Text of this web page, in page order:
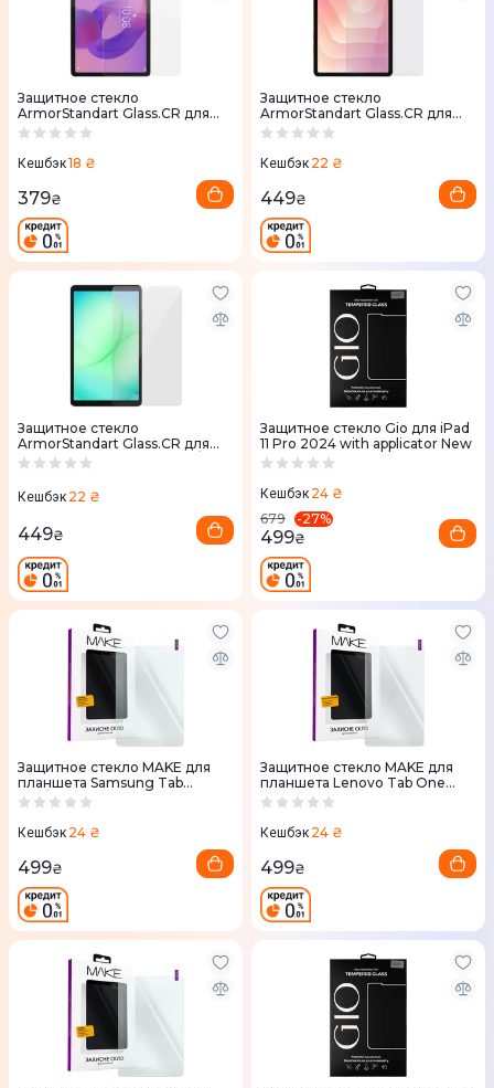
Защитное стекло
ArmorStandart Glass.CR для
Lenovo Idea Tab Clear
Кешбэк18 ₴
379₴
Защитное стекло
ArmorStandart Glass.CR для
Samsung Tab S11 (SM-
Кешбэк 22 ₴
449₴
Защитное стекло
ArmorStandart Glass.CR для
Samsung Tab A11 (SM-X133/X135)
Кешбэк 22 ₴
449₴
Защитное стекло Gio для iPad
11 Pro 2024 with applicator New
Кешбэк 24 ₴
679
-27%
499₴
Защитное стекло MAKE для
планшета Samsung Tab
A11+/A9+ (MGT-STA11+)
Кешбэк 24 ₴
499₴
Защитное стекло MAKE для
планшета Lenovo Tab One
(MGT-LTO)
Кешбэк 24 ₴
499₴